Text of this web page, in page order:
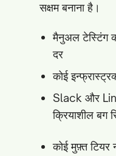
सक्षम बनाना है।
मैनुअल टेस्टिंग
दर
कोई
Slack और
क्रियाशील बग
कोई मुफ़्त टियर